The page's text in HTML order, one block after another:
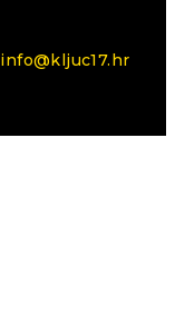
info@kljuc17.hr